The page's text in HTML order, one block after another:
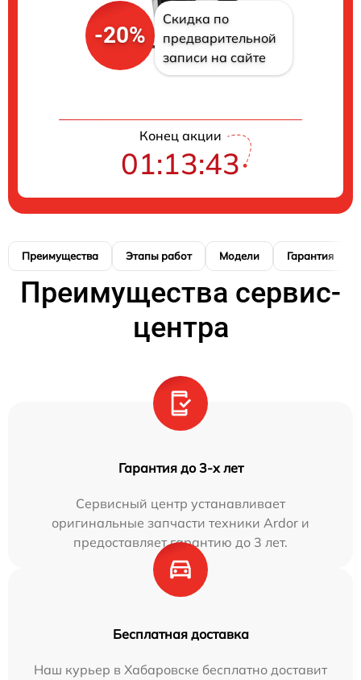
-20%
Скидка по
предварительной
записи на сайте
Конец акции
01:13:42
Преимущества Этапы работ Модели Гарантия
Преимущества сервис-
центра
Гарантия до 3-х лет
Сервисный центр устанавливает
оригинальные запчасти техники Ardor и
предоставляет гарантию до 3 лет.
Бесплатная доставка
Наш курьер в Хабаровске бесплатно доставит